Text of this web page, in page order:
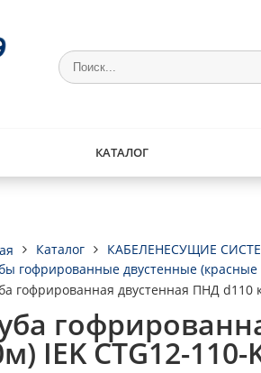
КАТАЛОГ
Каталог КАБЕЛЕНЕСУЩИЕ
гофрированные двустенные
гофрированная двустенная ПНД d110
IEK CTG12-110-